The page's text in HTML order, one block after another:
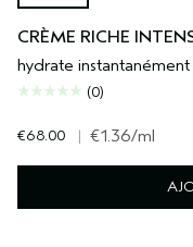
CRÈME RICHE
hydrate instantanément
(0)
€68.00 | €1.36/ml